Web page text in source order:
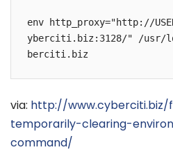
env http_proxy="http://
yberciti.biz:3128/" /usr/
via: http://www.cyberciti.biz/
temporarily-clearing-
command/